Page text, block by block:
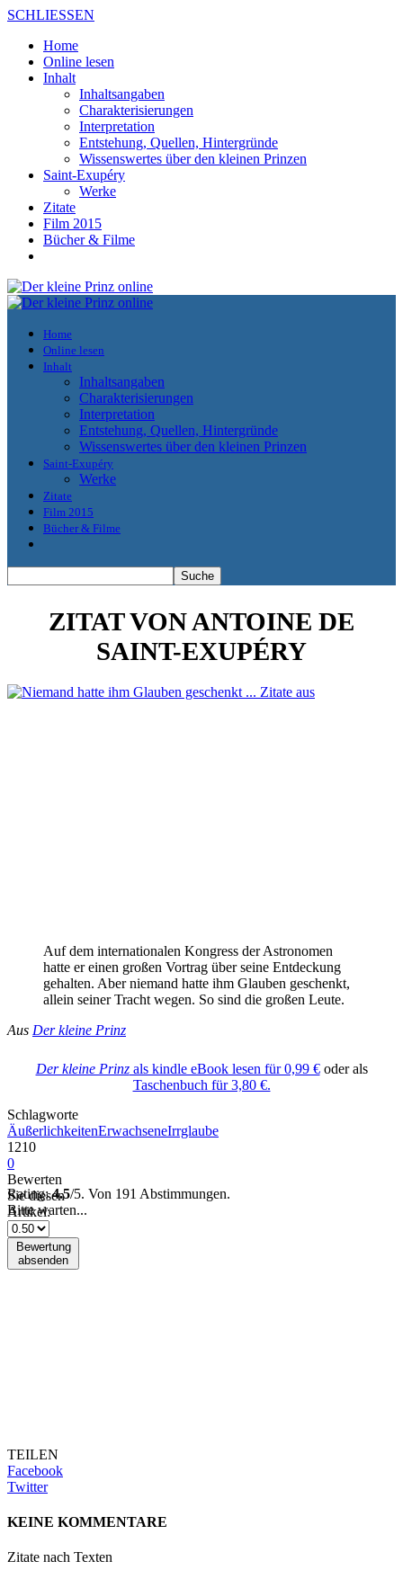
SCHLIESSEN
Home
Online lesen
Inhalt
Inhaltsangaben
Charakterisierungen
Interpretation
Entstehung, Quellen, Hintergründe
Wissenswertes über den kleinen Prinzen
Saint-Exupéry
Werke
Zitate
Film 2015
Bücher & Filme
Home
Online lesen
Inhalt
Inhaltsangaben
Charakterisierungen
Interpretation
Entstehung, Quellen, Hintergründe
Wissenswertes über den kleinen Prinzen
Saint-Exupéry
Werke
Zitate
Film 2015
Bücher & Filme
ZITAT VON ANTOINE DE
SAINT-EXUPÉRY
Auf dem internationalen Kongress der Astronomen
hatte er einen großen Vortrag über seine Entdeckung
gehalten. Aber niemand hatte ihm Glauben geschenkt,
allein seiner Tracht wegen. So sind die großen Leute.
Aus Der kleine Prinz
Der kleine Prinzals kindle eBook lesen für 0,99 €oder als
Taschenbuch für 3,80 €.
Schlagworte
ÄußerlichkeitenErwachseneIrrglaube
1210
0
Bewerten
Sie diesen
Artikel:
Bewertung
absenden
Rating:4.5/5. Von 191 Abstimmungen.
Bitte warten...
TEILEN
Facebook
Twitter
KEINE KOMMENTARE
Zitate nach Texten